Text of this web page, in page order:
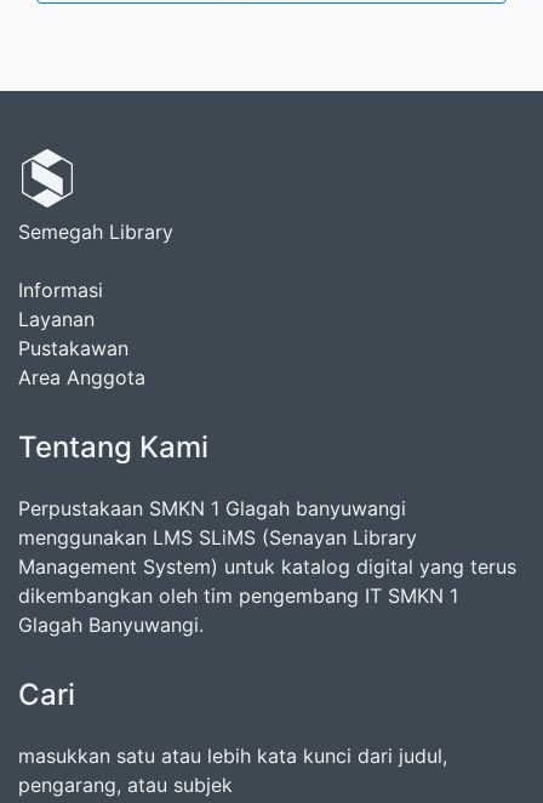
Semegah Library
Informasi
Layanan
Pustakawan
Area Anggota
Tentang Kami
Perpustakaan SMKN 1 Glagah banyuwangi
menggunakan LMS SLiMS (Senayan Library
Management System) untuk katalog digital yang terus
dikembangkan oleh tim pengembang IT SMKN 1
Glagah Banyuwangi.
Cari
masukkan satu atau lebih kata kunci dari judul,
pengarang, atau subjek